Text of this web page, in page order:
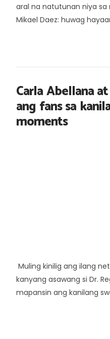
aral na natutunan niya sa
Mikael Daez: huwag
Carla Abellana
ang fans sa
moments
Muling kinilig ang ilang
kanyang asawang si Dr.
mapansin ang kanilang